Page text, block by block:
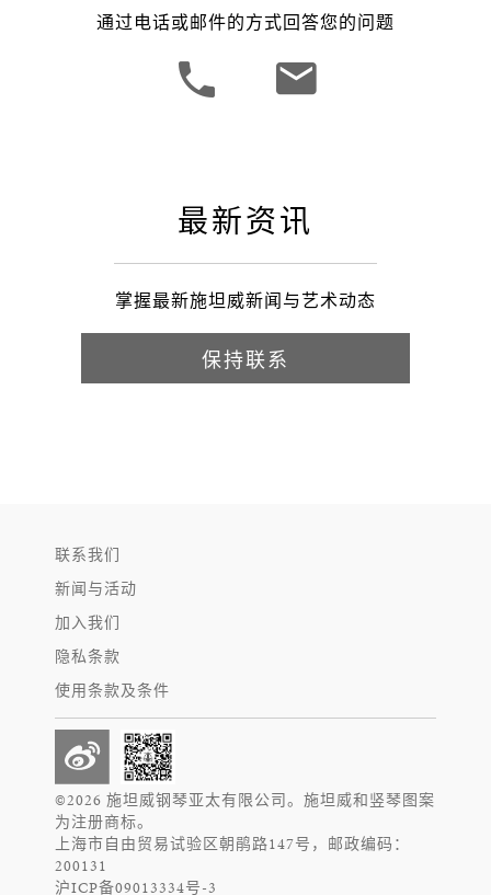
通过电话或邮件的方式回答您的问题
最新资讯
掌握最新施坦威新闻与艺术动态
保持联系
联系我们
新闻与活动
加入我们
隐私条款
使用条款及条件
©2026 施坦威钢琴亚太有限公司。施坦威和竖琴图案
为注册商标。
上海市自由贸易试验区朝鹃路147号，邮政编码：
200131
沪ICP备09013334号-3